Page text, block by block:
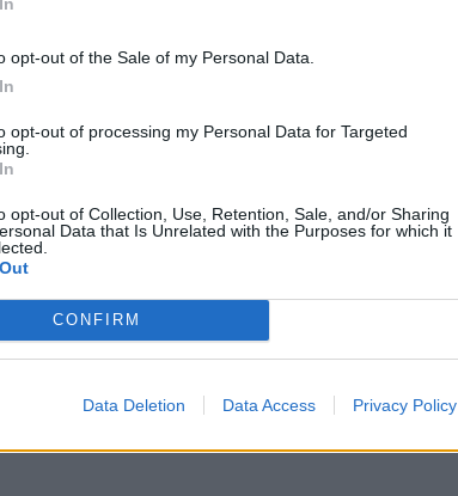
opt-out of the Sale of my Personal Data.
opt-out of processing my Personal Data for Targeted
opt-out of Collection, Use, Retention, Sale, and/or Sharing
Data that Is Unrelated with the Purposes for which it
CONFIRM
Data Deletion Data Access Privacy Policy
ikke mer trafikk